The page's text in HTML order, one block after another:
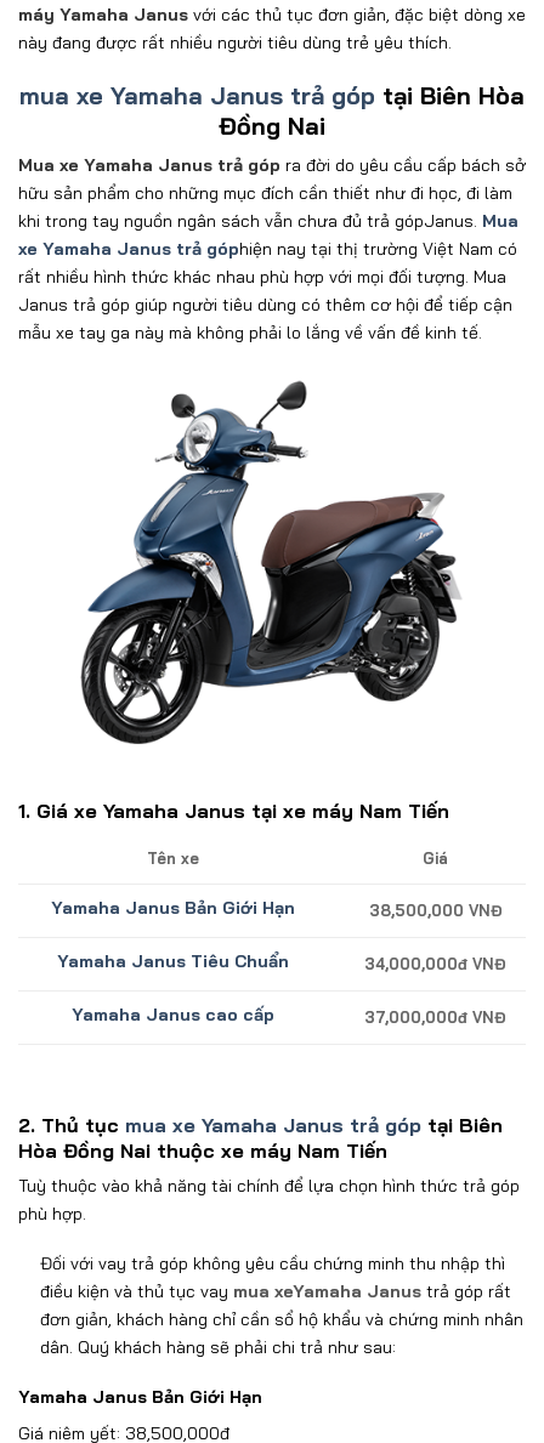
máy Yamaha Janus với các thủ tục đơn giản, đặc biệt dòng xe
này đang được rất nhiều người tiêu dùng trẻ yêu thích.
mua xe Yamaha Janus trả góp tại Biên Hòa
Đồng Nai
Mua xe Yamaha Janus trả góp ra đời do yêu cầu cấp bách sở
hữu sản phẩm cho những mục đích cần thiết như đi học, đi làm
khi trong tay nguồn ngân sách vẫn chưa đủ trả gópJanus. Mua
xe Yamaha Janus trả góphiện nay tại thị trường Việt Nam có
rất nhiều hình thức khác nhau phù hợp với mọi đối tượng. Mua
Janus trả góp giúp người tiêu dùng có thêm cơ hội để tiếp cận
mẫu xe tay ga này mà không phải lo lắng về vấn đề kinh tế.
1. Giá xe Yamaha Janus tại xe máy Nam Tiến
Tên xe Giá
Yamaha Janus Bản Giới Hạn 38,500,000 VNĐ
Yamaha Janus Tiêu Chuẩn 34,000,000đ VNĐ
Yamaha Janus cao cấp 37,000,000đ VNĐ
2. Thủ tục mua xe Yamaha Janus trả góp tại Biên
Hòa Đồng Nai thuộc xe máy Nam Tiến
Tuỳ thuộc vào khả năng tài chính để lựa chọn hình thức trả góp
phù hợp.
Đối với vay trả góp không yêu cầu chứng minh thu nhập thì
điều kiện và thủ tục vay mua xeYamaha Janus trả góp rất
đơn giản, khách hàng chỉ cần sổ hộ khẩu và chứng minh nhân
dân. Quý khách hàng sẽ phải chi trả như sau:
Yamaha Janus Bản Giới Hạn
Giá niêm yết: 38,500,000đ